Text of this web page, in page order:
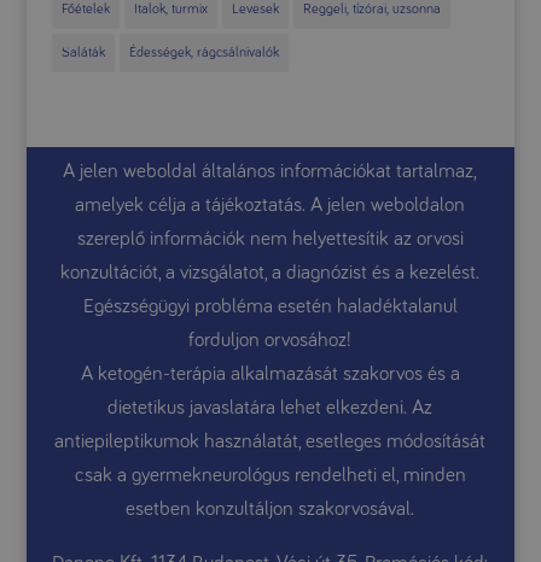
Főételek Italok, turmix Levesek Reggeli, tízórai, uzsonna
Saláták Édességek, rágcsálnivalók
A jelen weboldal általános információkat tartalmaz,
amelyek célja a tájékoztatás. A jelen weboldalon
szereplő információk nem helyettesítik az orvosi
konzultációt, a vizsgálatot, a diagnózist és a kezelést.
Egészségügyi probléma esetén haladéktalanul
forduljon orvosához!
A ketogén-terápia alkalmazását szakorvos és a
dietetikus javaslatára lehet elkezdeni. Az
antiepileptikumok használatát, esetleges módosítását
csak a gyermekneurológus rendelheti el, minden
esetben konzultáljon szakorvosával.